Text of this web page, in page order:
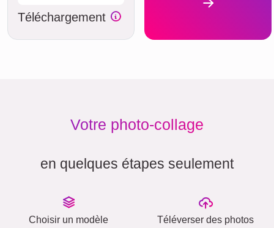
Téléchargement
Votre photo-collage
en quelques étapes seulement
Choisir un modèle Téléverser des photos